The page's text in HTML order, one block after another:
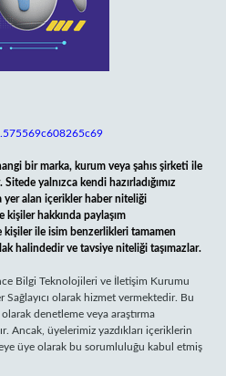
bir marka, kurum veya şahıs şirketi ile
yalnızca kendi hazırladığımız
yer alan içerikler haber niteliği
kişiler hakkında paylaşım
kişiler ile isim benzerlikleri tamamen
halindedir ve tavsiye niteliği taşımazlar.
Bilgi Teknolojileri ve İletişim Kurumu
Sağlayıcı olarak hizmet vermektedir. Bu
denetleme veya araştırma
Ancak, üyelerimiz yazdıkları içeriklerin
üye olarak bu sorumluluğu kabul etmiş